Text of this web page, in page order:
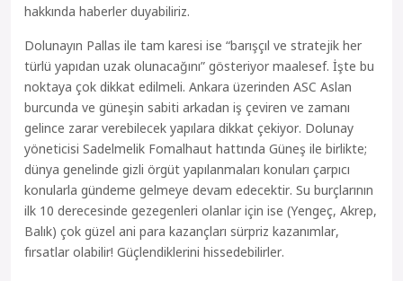
hakkında haberler duyabiliriz.
Dolunayın Pallas ile tam karesi ise “barışçıl ve stratejik her
türlü yapıdan uzak olunacağını” gösteriyor maalesef. İşte bu
noktaya çok dikkat edilmeli. Ankara üzerinden ASC Aslan
burcunda ve güneşin sabiti arkadan iş çeviren ve zamanı
gelince zarar verebilecek yapılara dikkat çekiyor. Dolunay
yöneticisi Sadelmelik Fomalhaut hattında Güneş ile birlikte;
dünya genelinde gizli örgüt yapılanmaları konuları çarpıcı
konularla gündeme gelmeye devam edecektir. Su burçlarının
ilk 10 derecesinde gezegenleri olanlar için ise (Yengeç, Akrep,
Balık) çok güzel ani para kazançları sürpriz kazanımlar,
fırsatlar olabilir! Güçlendiklerini hissedebilirler.